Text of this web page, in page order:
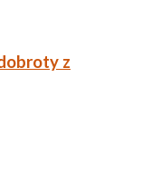
z